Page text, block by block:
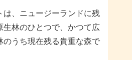
は、ニュージーランドに残
生林のひとつで、かつて広
のうち現在残る貴重な森で